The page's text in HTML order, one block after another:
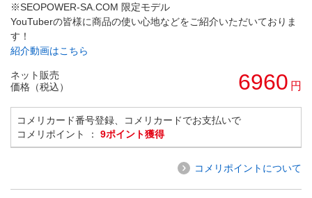
※SEOPOWER-SA.COM 限定モデル
YouTuberの皆様に商品の使い心地などをご紹介いただいておりま
す！
紹介動画はこちら
ネット販売
価格（税込）
6960 円
コメリカード番号登録、コメリカードでお支払いで
コメリポイント ： 9ポイント獲得
コメリポイントについて